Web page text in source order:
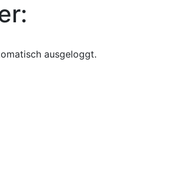
ausgeloggt.